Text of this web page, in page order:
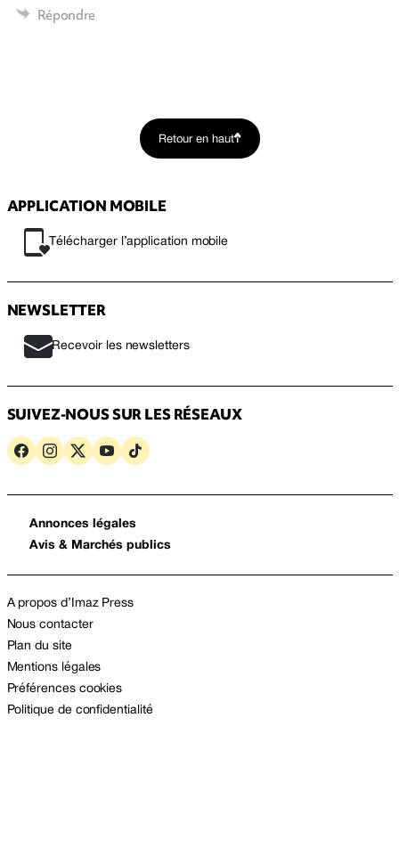
Répondre
Retour en haut
APPLICATION MOBILE
Télécharger l’application mobile
NEWSLETTER
Recevoir les newsletters
SUIVEZ-NOUS SUR LES RÉSEAUX
Annonces légales
Avis & Marchés publics
A propos d’Imaz Press
Nous contacter
Plan du site
Mentions légales
Préférences cookies
Politique de confidentialité